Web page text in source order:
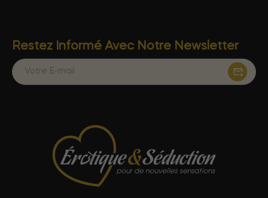
Restez Informé Avec Notre Newsletter